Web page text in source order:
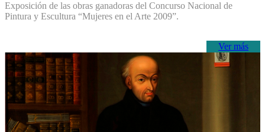
Exposición de las obras ganadoras del Concurso Nacional de
Pintura y Escultura “Mujeres en el Arte 2009”.
Ver más